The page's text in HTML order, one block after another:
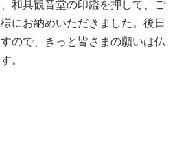
和具観音堂の印鑑を押して、ご
にお納めいただきました。後日
ので、きっと皆さまの願いは仏
。